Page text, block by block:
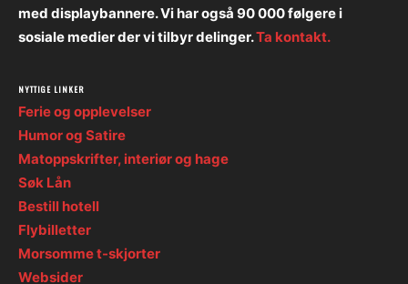
med displaybannere. Vi har også 90 000 følgere i
sosiale medier der vi tilbyr delinger.Ta kontakt.
NYTTIGE LINKER
Ferie og opplevelser
Humor og Satire
Matoppskrifter, interiør og hage
Søk Lån
Bestill hotell
Flybilletter
Morsomme t-skjorter
Websider